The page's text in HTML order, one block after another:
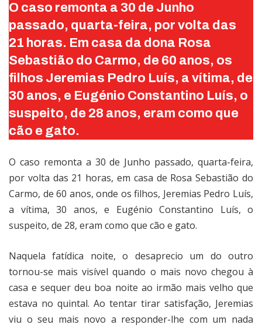
O caso remonta a 30 de Junho
passado, quarta-feira, por volta das
21 horas. Em casa da dona Rosa
Sebastião do Carmo, de 60 anos, os
filhos Jeremias Pedro Luís, a vítima, de
30 anos, e Eugénio Constantino Luís, o
suspeito, de 28 anos, eram como que
cão e gato.
O caso remonta a 30 de Junho passado, quarta-feira,
por volta das 21 horas, em casa de Rosa Sebastião do
Carmo, de 60 anos, onde os filhos, Jeremias Pedro Luís,
a vítima, 30 anos, e Eugénio Constantino Luís, o
suspeito, de 28, eram como que cão e gato.
Naquela fatídica noite, o desaprecio um do outro
tornou-se mais visível quando o mais novo chegou à
casa e sequer deu boa noite ao irmão mais velho que
estava no quintal. Ao tentar tirar satisfação, Jeremias
viu o seu mais novo a responder-lhe com um nada